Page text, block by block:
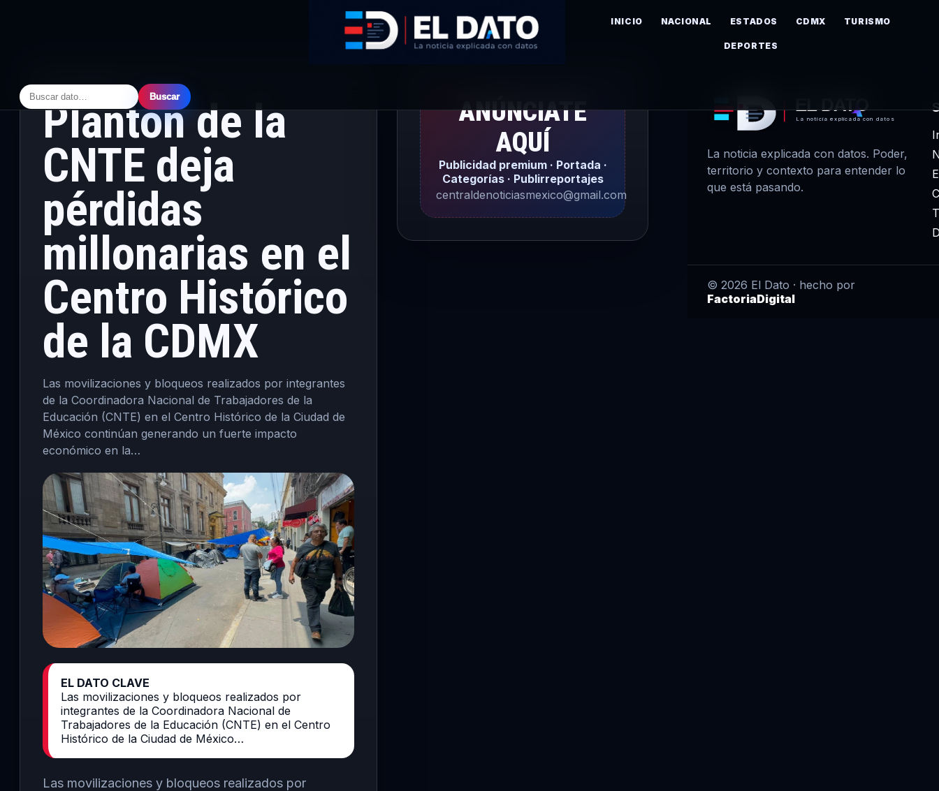
INICIO NACIONAL ESTADOS CDMX TURISMO
DEPORTES
Buscar
CDMX·PRINCIPAL· JUNIO 3, 2026
Plantón de la
CNTE deja
pérdidas
millonarias en el
Centro Histórico
de la CDMX
Las movilizaciones y bloqueos realizados por integrantes
de la Coordinadora Nacional de Trabajadores de la
Educación (CNTE) en el Centro Histórico de la Ciudad de
México continúan generando un fuerte impacto
económico en la…
EL DATO CLAVE
Las movilizaciones y bloqueos realizados por
integrantes de la Coordinadora Nacional de
Trabajadores de la Educación (CNTE) en el Centro
Histórico de la Ciudad de México…
Las movilizaciones y bloqueos realizados por
ANÚNCIATE
AQUÍ
Publicidad premium · Portada ·
Categorías · Publirreportajes
centraldenoticiasmexico@gmail.com
EL DATO
La noticia explicada con datos
La noticia explicada con datos. Poder,
territorio y contexto para entender lo
que está pasando.
© 2026 El Dato · hecho por
FactoriaDigital